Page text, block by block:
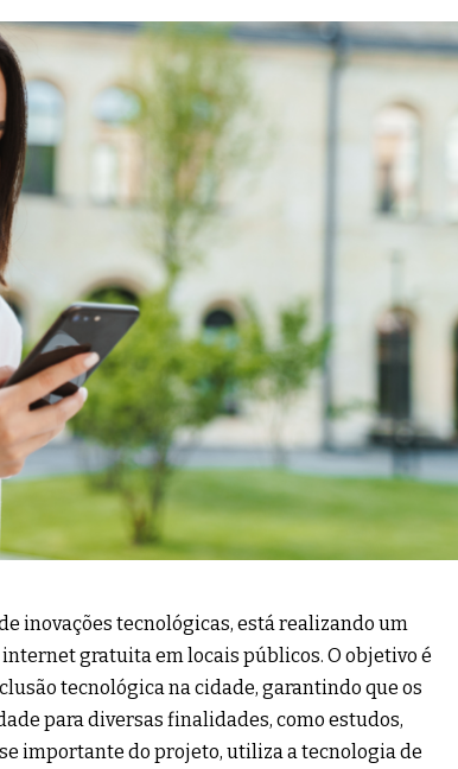
inovações tecnológicas, está realizando um
gratuita em locais públicos. O objetivo é
tecnológica na cidade, garantindo que os
para diversas finalidades, como estudos,
importante do projeto, utiliza a tecnologia de